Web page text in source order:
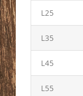
L25
L35
L45
L55